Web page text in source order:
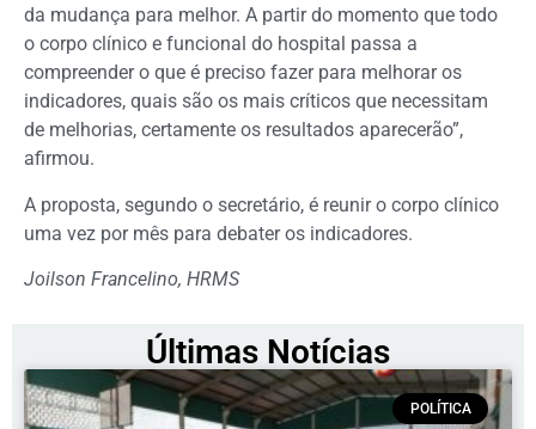
da mudança para melhor. A partir do momento que todo
o corpo clínico e funcional do hospital passa a
compreender o que é preciso fazer para melhorar os
indicadores, quais são os mais críticos que necessitam
de melhorias, certamente os resultados aparecerão”,
afirmou.
A proposta, segundo o secretário, é reunir o corpo clínico
uma vez por mês para debater os indicadores.
Joilson Francelino, HRMS
Últimas Notícias
POLÍTICA